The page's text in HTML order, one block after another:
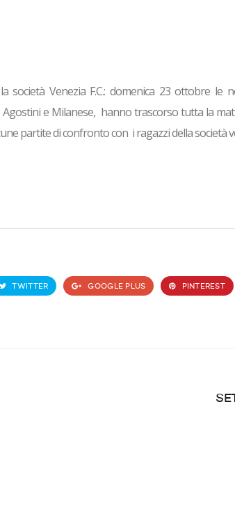
società Venezia F.C.: domenica 23 ottobre le
e Milanese, hanno trascorso tutta la
partite di confronto con i ragazzi della società
TWITTER GOOGLE PLUS PINTEREST